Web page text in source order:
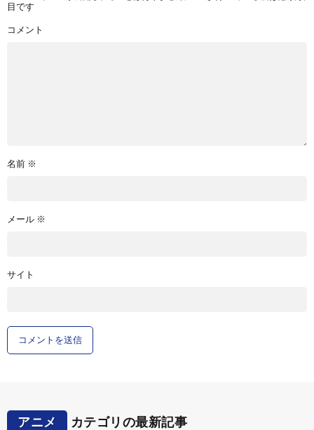
目です
コメント
名前 ※
メール ※
サイト
アニメ カテゴリの最新記事